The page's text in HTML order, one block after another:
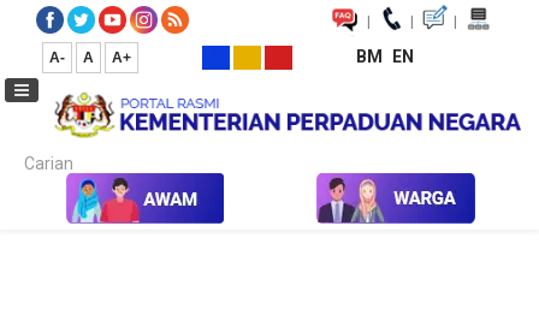
| | |
A- A A+ BM EN
Carian...
Laman Utama Direktori Direktori Pegawai